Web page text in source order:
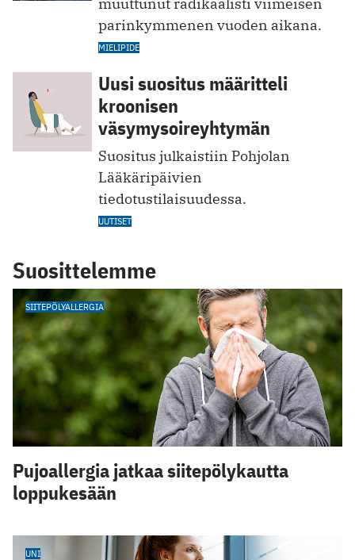
parinkymmenen vuoden aikana.
MIELIPIDE
Uusi suositus määritteli
kroonisen
väsymysoireyhtymän
Suositus julkaistiin Pohjolan
Lääkäripäivien
tiedotustilaisuudessa.
UUTISET
Suosittelemme
SIITEPÖLYALLERGIA
Pujoallergia jatkaa siitepölykautta
loppukesään
UNI